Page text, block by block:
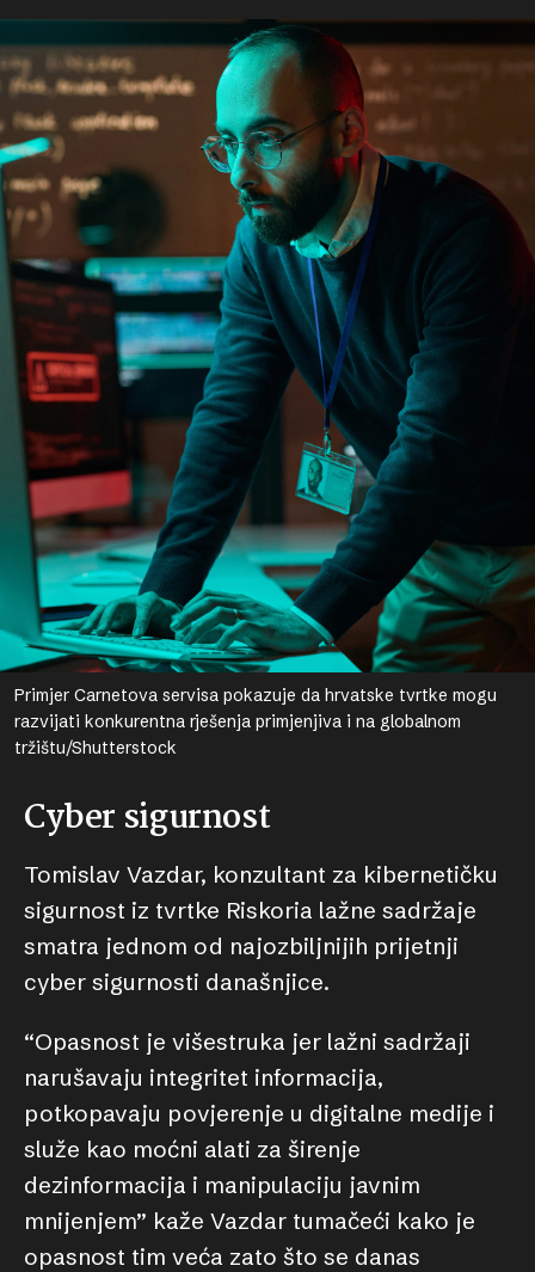
Primjer Carnetova servisa pokazuje da hrvatske tvrtke mogu
razvijati konkurentna rješenja primjenjiva i na globalnom
tržištu/Shutterstock
Cyber sigurnost
Tomislav Vazdar, konzultant za kibernetičku
sigurnost iz tvrtke Riskoria lažne sadržaje
smatra jednom od najozbiljnijih prijetnji
cyber sigurnosti današnjice.
“Opasnost je višestruka jer lažni sadržaji
narušavaju integritet informacija,
potkopavaju povjerenje u digitalne medije i
služe kao moćni alati za širenje
dezinformacija i manipulaciju javnim
mnijenjem” kaže Vazdar tumačeći kako je
opasnost tim veća zato što se danas